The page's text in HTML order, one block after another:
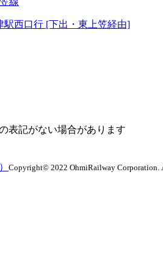
駅西口行 [下出・東上笠経由]
表記がない場合があります
Copyright© 2022 OhmiRailway Corporation.